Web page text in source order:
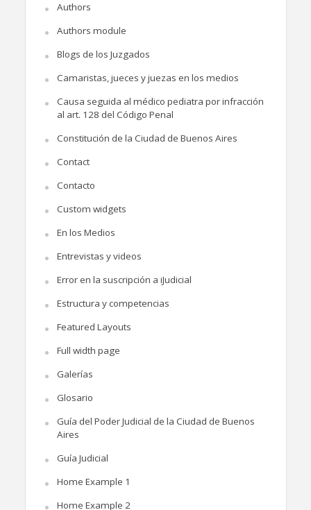
Authors
Authors module
Blogs de los Juzgados
Camaristas, jueces y juezas en los medios
Causa seguida al médico pediatra por infracción
al art. 128 del Código Penal
Constitución de la Ciudad de Buenos Aires
Contact
Contacto
Custom widgets
En los Medios
Entrevistas y videos
Error en la suscripción a iJudicial
Estructura y competencias
Featured Layouts
Full width page
Galerías
Glosario
Guía del Poder Judicial de la Ciudad de Buenos
Aires
Guía Judicial
Home Example 1
Home Example 2